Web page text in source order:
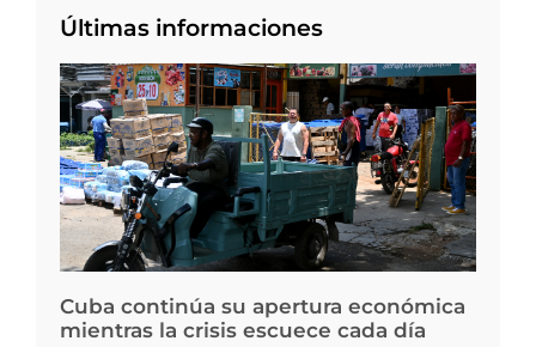
Últimas informaciones
Cuba continúa su apertura económica
mientras la crisis escuece cada día